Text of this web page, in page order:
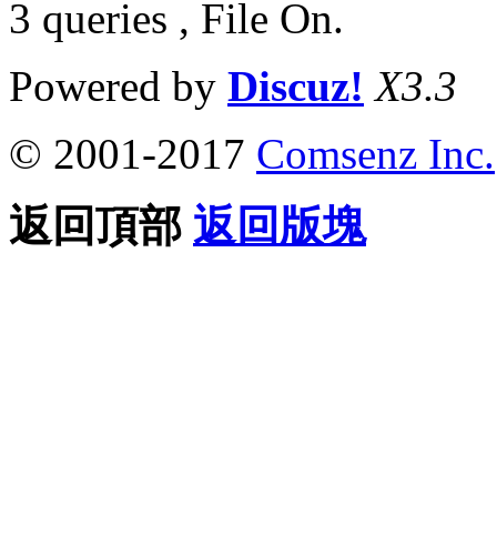
3 queries , File On.
Powered by Discuz! X3.3
© 2001-2017 Comsenz Inc.
返回頂部 返回版塊